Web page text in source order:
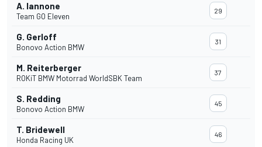
A. Iannone
Team GO Eleven
29
G. Gerloff
Bonovo Action BMW
31
M. Reiterberger
ROKiT BMW Motorrad WorldSBK Team
37
S. Redding
Bonovo Action BMW
45
T. Bridewell
Honda Racing UK
46